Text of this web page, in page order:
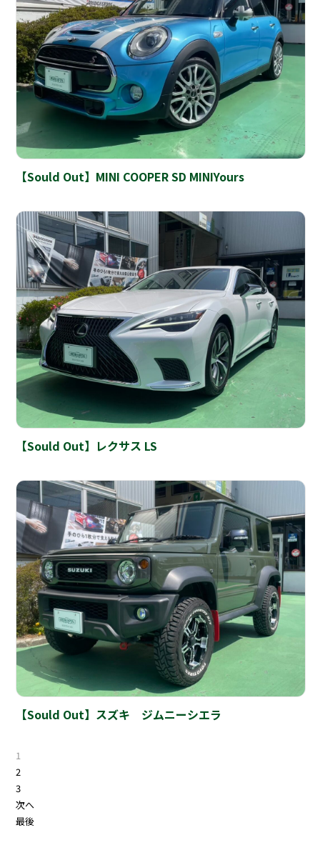
【Sould Out】MINI COOPER SD MINIYours
【Sould Out】レクサス LS
【Sould Out】スズキ ジムニーシエラ
投
稿
ナ
ビ
ゲ
1
2
3
次へ
最後